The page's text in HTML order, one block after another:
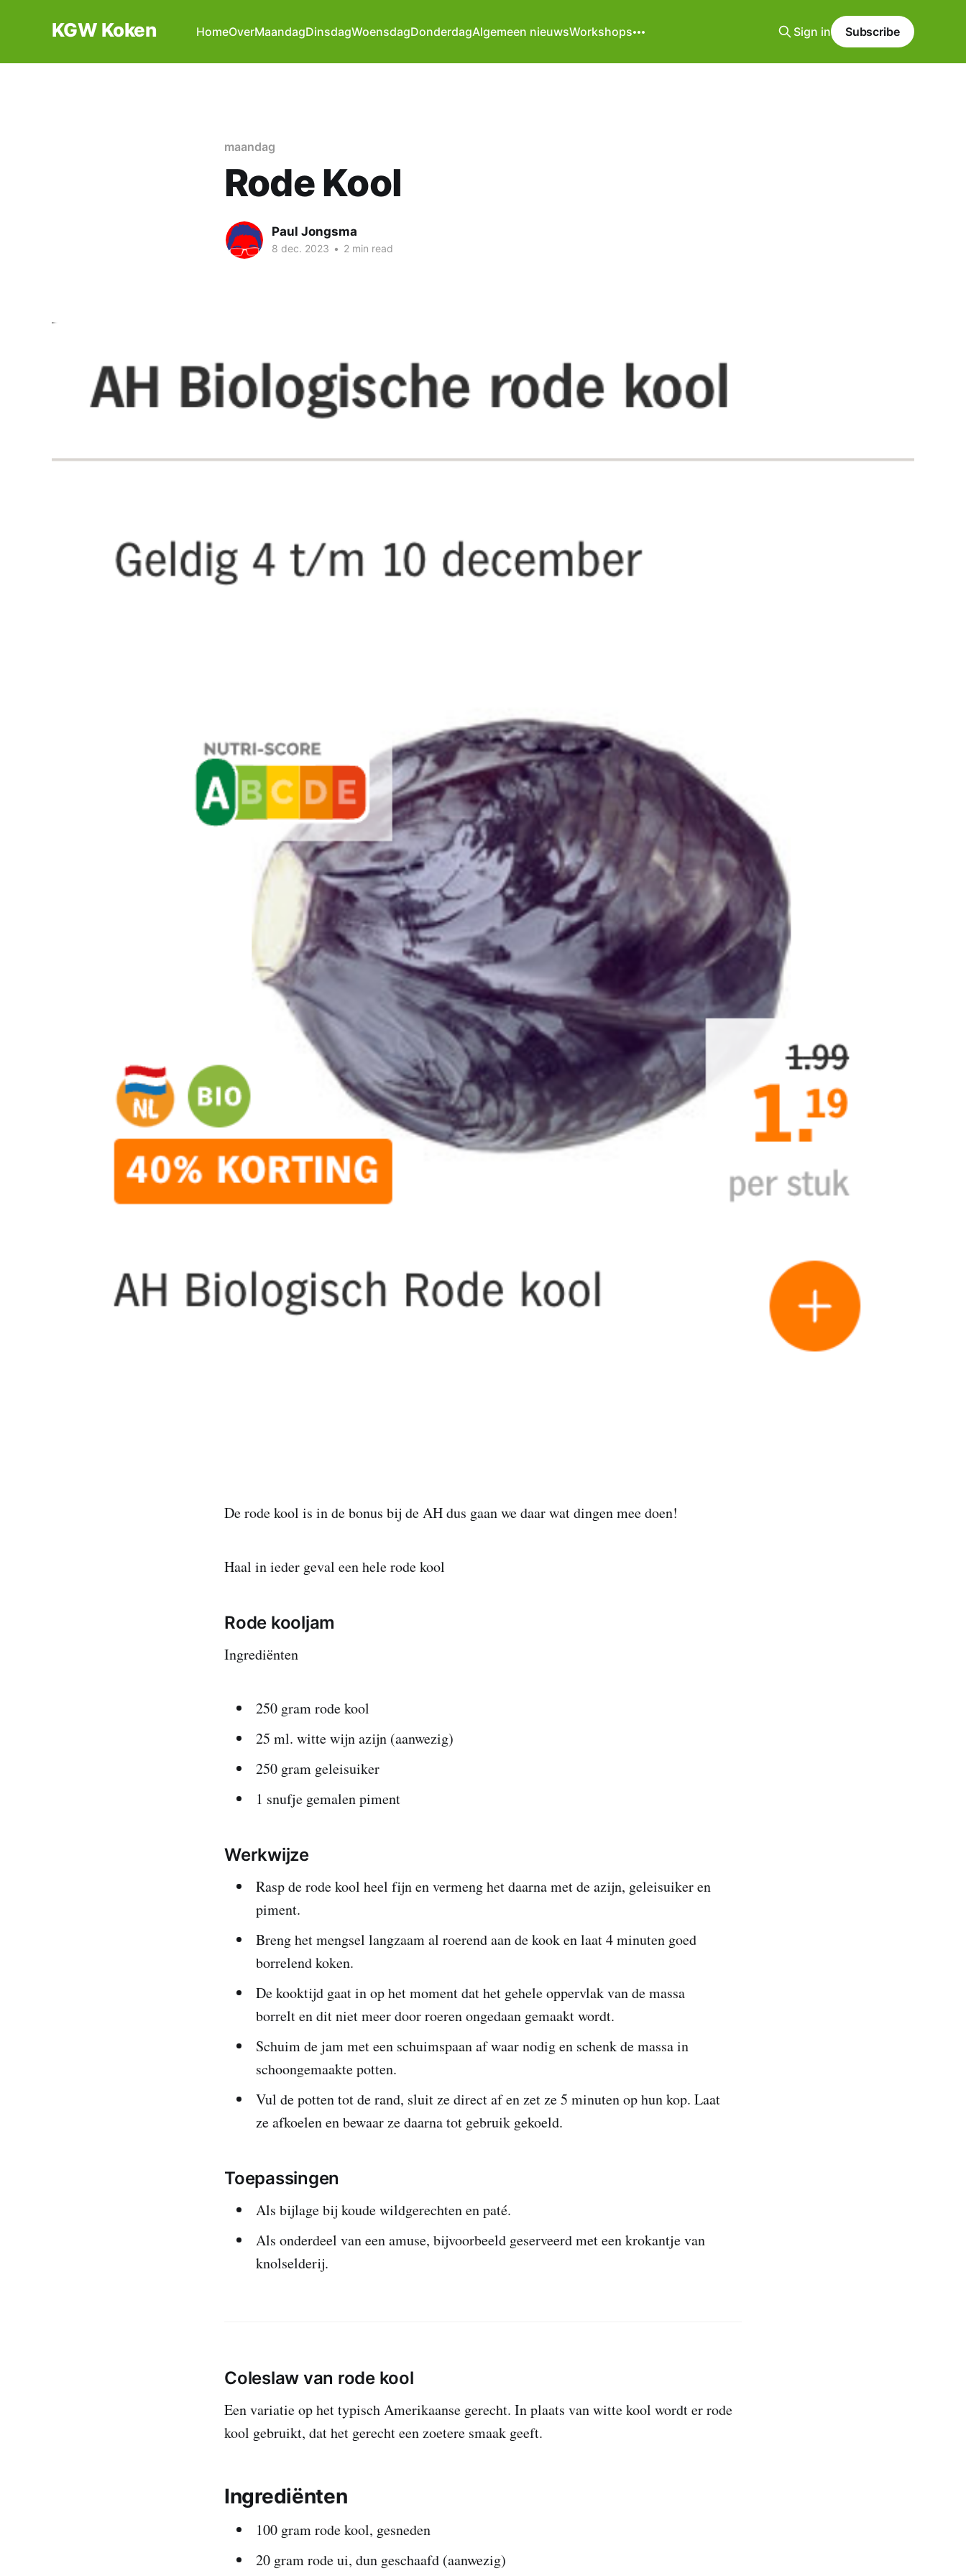
KGW Koken HomeOverMaandagDinsdagWoensdagDonderdagAlgemeen nieuwsWorkshops Sign in Subscribe
maandag
Rode Kool
Paul Jongsma
8 dec. 2023 • 2 min read
De rode kool is in de bonus bij de AH dus gaan we daar wat dingen mee doen!
Haal in ieder geval een hele rode kool
Rode kooljam
Ingrediënten
250 gram rode kool
25 ml. witte wijn azijn (aanwezig)
250 gram geleisuiker
1 snufje gemalen piment
Werkwijze
Rasp de rode kool heel fijn en vermeng het daarna met de azijn, geleisuiker en
piment.
Breng het mengsel langzaam al roerend aan de kook en laat 4 minuten goed
borrelend koken.
De kooktijd gaat in op het moment dat het gehele oppervlak van de massa
borrelt en dit niet meer door roeren ongedaan gemaakt wordt.
Schuim de jam met een schuimspaan af waar nodig en schenk de massa in
schoongemaakte potten.
Vul de potten tot de rand, sluit ze direct af en zet ze 5 minuten op hun kop. Laat
ze afkoelen en bewaar ze daarna tot gebruik gekoeld.
Toepassingen
Als bijlage bij koude wildgerechten en paté.
Als onderdeel van een amuse, bijvoorbeeld geserveerd met een krokantje van
knolselderij.
Coleslaw van rode kool
Een variatie op het typisch Amerikaanse gerecht. In plaats van witte kool wordt er rode
kool gebruikt, dat het gerecht een zoetere smaak geeft.
Ingrediënten
100 gram rode kool, gesneden
20 gram rode ui, dun geschaafd (aanwezig)